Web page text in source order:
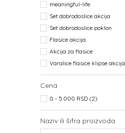
meaningful-life
Set dobrodoslice akcija
Set dobrodoslice poklon
Flasice akcija
Akcija za flasice
Varalice flasice klipse akcija
Cena
0 - 5.000 RSD (2)
Naziv ili šifra proizvoda